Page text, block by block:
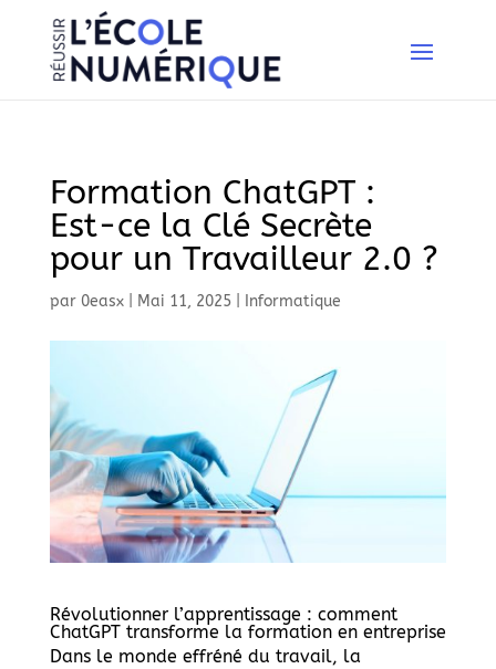
Formation ChatGPT :
Est-ce la Clé Secrète
pour un Travailleur 2.0 ?
par 0easx| Mai 11, 2025| Informatique
Révolutionner l’apprentissage : comment
ChatGPT transforme la formation en entreprise
Dans le monde effréné du travail, la